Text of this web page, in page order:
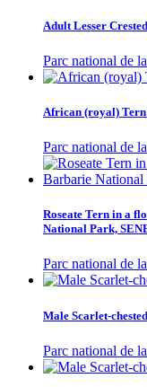
Adult Lesser
Parc national de
African (royal)
Parc national de
Roseate Tern in a
National Park,
Parc national de
Male Scarlet-
Parc national de